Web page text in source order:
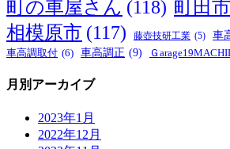
町の車屋さん (118) 町田市
相模原市 (117) 藤壺技研工業 (5) 車
車高調取付 (6) 車高調正 (9) Ｇ
月別アーカイブ
2023年1月
2022年12月